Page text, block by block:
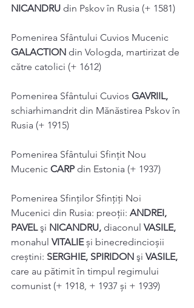
NICANDRU din Pskov în Rusia (+ 1581)
Pomenirea Sfântului Cuvios Mucenic
GALACTION din Vologda, martirizat de
către catolici (+ 1612)
Pomenirea Sfântului Cuvios GAVRIIL,
schiarhimandrit din Mănăstirea Pskov în
Rusia (+ 1915)
Pomenirea Sfântului Sfințit Nou
Mucenic CARP din Estonia (+ 1937)
Pomenirea Sfinţilor Sfințiți Noi
Mucenici din Rusia: preoţii: ANDREI,
PAVEL şi NICANDRU, diaconul VASILE,
monahul VITALIE și binecredincioșii
creștini: SERGHIE, SPIRIDON şi VASILE,
care au pătimit în timpul regimului
comunist (+ 1918, + 1937 și + 1939)